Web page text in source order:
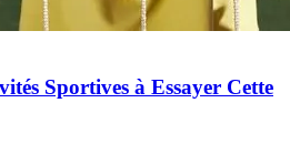
Sportives à Essayer Cette